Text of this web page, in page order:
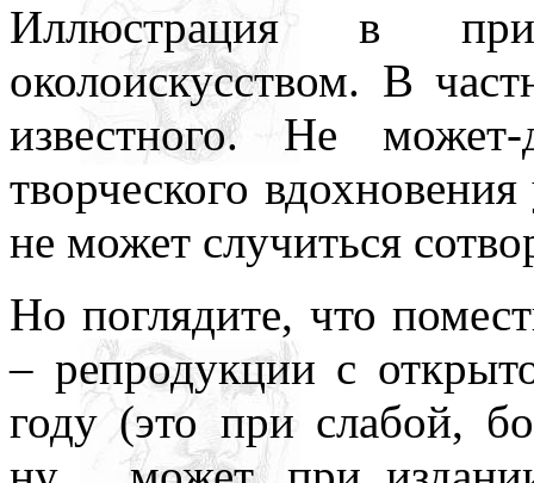
Иллюстрация в
околоискусством. В
известного. Не
творческого
не может случиться
Но поглядите, что
– репродукции с
году (это при слабой,